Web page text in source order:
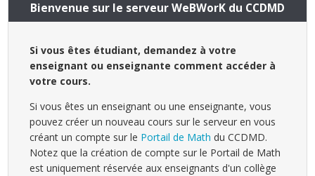
Bienvenue sur le serveur WeBWorK du CCDMD
Si vous êtes étudiant, demandez à votre
enseignant ou enseignante comment accéder à
votre cours.
Si vous êtes un enseignant ou une enseignante, vous
pouvez créer un nouveau cours sur le serveur en vous
créant un compte sur le Portail de Math du CCDMD.
Notez que la création de compte sur le Portail de Math
est uniquement réservée aux enseignants d'un collège